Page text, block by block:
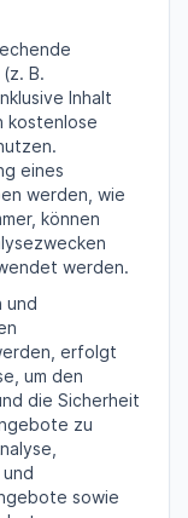
B.
Inhalt
kostenlose
eines
werden, wie
können
werden.
und
erfolgt
um den
die Sicherheit
zu
sowie